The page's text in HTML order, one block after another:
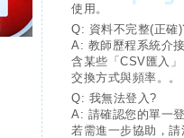
使用。
Q: 資料不完整(正確
A: 教師歷程系統介
含某些「CSV匯入
交換方式與頻率。。
Q: 我無法登入?
A: 請確認您的單一
若需進一步協助，